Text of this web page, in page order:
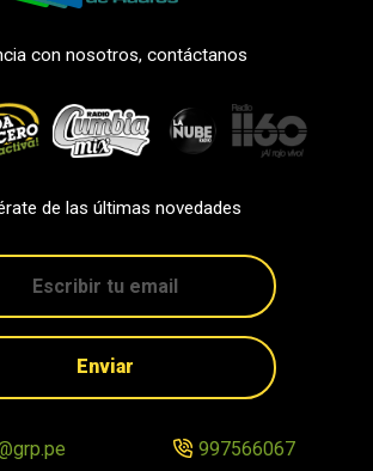
con nosotros, contáctanos
de las últimas novedades
Enviar
997566067